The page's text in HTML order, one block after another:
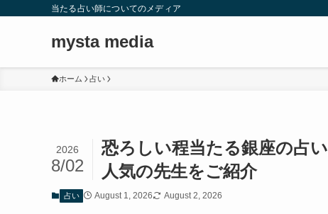
当たる占い師についてのメディア
mysta media
ホーム 占い
恐ろしい程当たる銀座の占
人気の先生をご紹介
2026
8/02
占い August 1, 2026 August 2, 2026